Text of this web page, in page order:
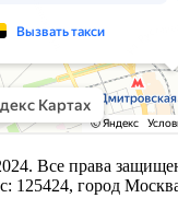
Все права
125424, город